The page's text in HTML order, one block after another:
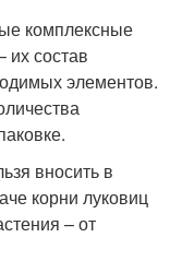
комплексные
их состав
элементов.
вносить в
корни луковиц
– от